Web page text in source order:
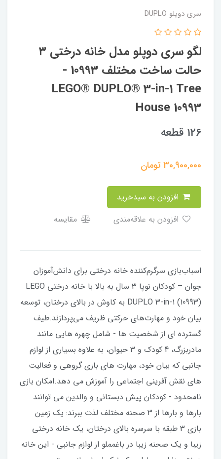
سری دوپلو DUPLO
لگو سری دوپلو مدل خانه درختی ۳
حالت ساخت مختلف 10993 -
LEGO® DUPLO® 3-in-1 Tree
House 10993
126 قطعه
30,900,000تومان
مقایسه
اسباب‌بازی سرگرم‌کننده خانه درختی برای دانش‌آموزان
جوان – کودکان نوپا 3 سال به بالا با خانه درختی LEGO
DUPLO 3-in-1 (10993) به کاوش در بالای درختان، توسعه
بیان خود و مهارت‌های حرکتی ظریف می‌پردازند.طیف
گسترده ای از شخصیت ها - شامل چهره هایی مانند
مادربزرگ، 4 کودک و 3 حیوان، به علاوه بسیاری از لوازم
جانبی که بیان خود، مهارت های بازی گروهی و فعالیت
های نقش آفرینی اجتماعی را آموزش می دهد.امکان بازی
نامحدود - کودکان پیش دبستانی و والدین می توانند
بارها و بارها از 3 صحنه مختلف لذت ببرند: یک زمین
بازی 3 طبقه با سرسره بالای درختان، یک خانه درختی
زیبا و یک صحنه زیبا در باغمملو از لوازم جانبی - این خانه